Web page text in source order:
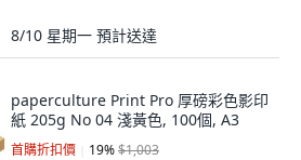
8/10 星期一 預計送達
paperculture Print Pro 厚磅彩色影印
紙 205g No 04 淺黃色, 100個, A3
首購折扣價 19%$1,003